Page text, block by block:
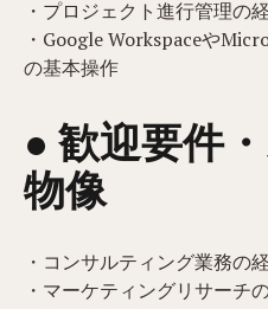
・プロジェクト進行管理の
・Google Workspaceや
の基本操作
● 歓迎要件
物像
・コンサルティング業務の
・マーケティングリサーチ